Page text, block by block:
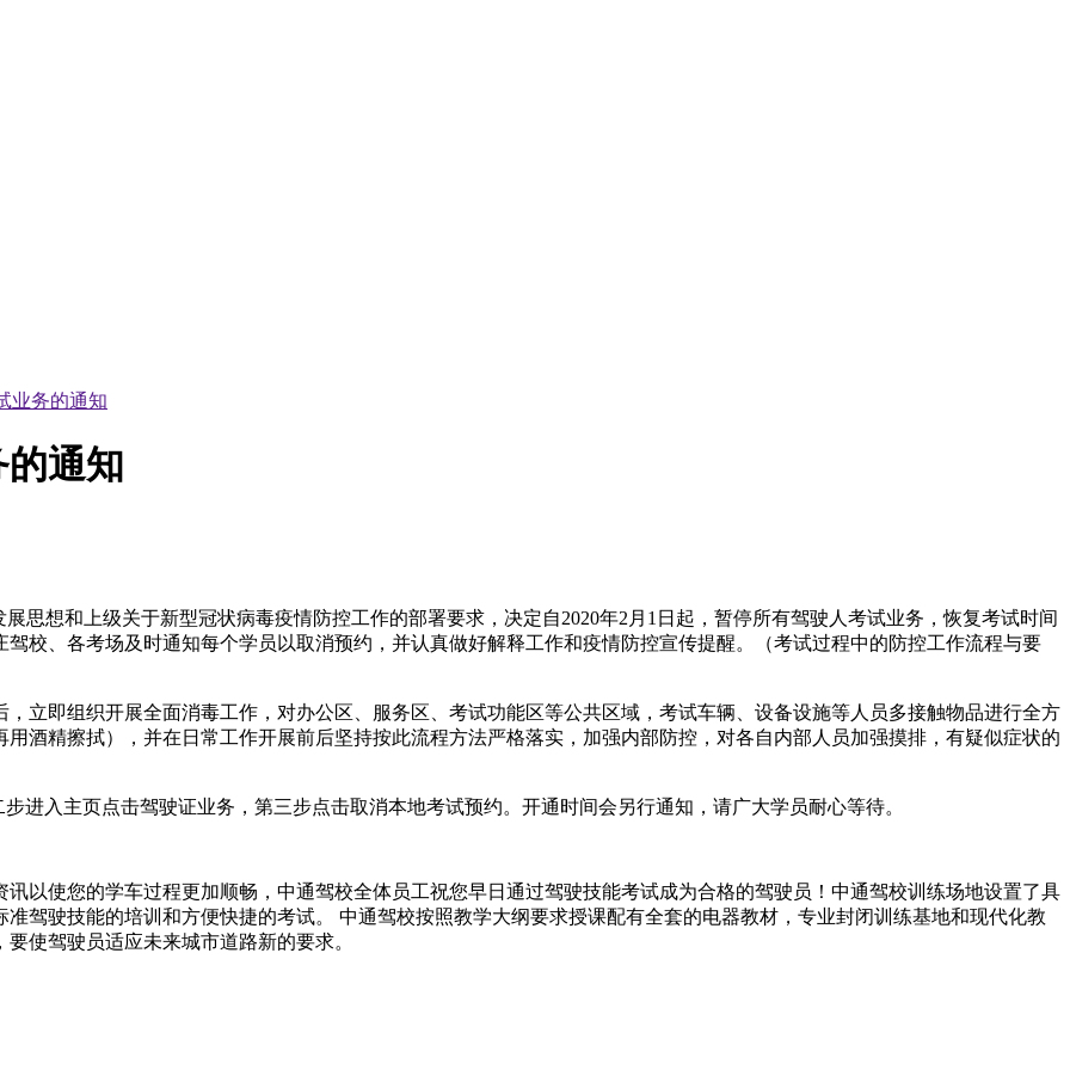
业务的通知
通知
思想和上级关于新型冠状病毒疫情防控工作的部署要求，决定自2020年2月1日起，暂停所有驾驶人考试业务，恢复考试时间
校、各考场及时通知每个学员以取消预约，并认真做好解释工作和疫情防控宣传提醒。（考试过程中的防控工作流程与要
立即组织开展全面消毒工作，对办公区、服务区、考试功能区等公共区域，考试车辆、设备设施等人员多接触物品进行全方
酒精擦拭），并在日常工作开展前后坚持按此流程方法严格落实，加强内部防控，对各自内部人员加强摸排，有疑似症状的
进入主页点击驾驶证业务，第三步点击取消本地考试预约。开通时间会另行通知，请广大学员耐心等待。
以使您的学车过程更加顺畅，中通驾校全体员工祝您早日通过驾驶技能考试成为合格的驾驶员！中通驾校训练场地设置了具
驾驶技能的培训和方便快捷的考试。 中通驾校按照教学大纲要求授课配有全套的电器教材，专业封闭训练基地和现代化教
使驾驶员适应未来城市道路新的要求。